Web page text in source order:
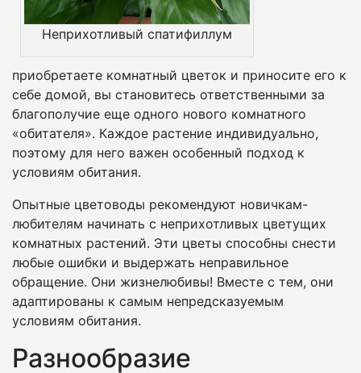
Неприхотливый спатифиллум
приобретаете комнатный цветок и приносите его к
себе домой, вы становитесь ответственными за
благополучие еще одного нового комнатного
«обитателя». Каждое растение индивидуально,
поэтому для него важен особенный подход к
условиям обитания.
Опытные цветоводы рекомендуют новичкам-
любителям начинать с неприхотливых цветущих
комнатных растений. Эти цветы способны снести
любые ошибки и выдержать неправильное
обращение. Они жизнелюбивы! Вместе с тем, они
адаптированы к самым непредсказуемым
условиям обитания.
Разнообразие